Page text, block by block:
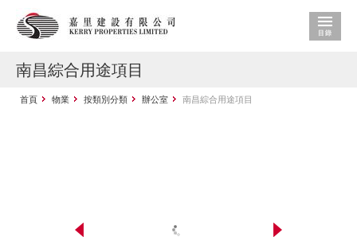
南昌綜合用途項目
首頁 物業 按類別分類 辦公室 南昌綜合用途項目